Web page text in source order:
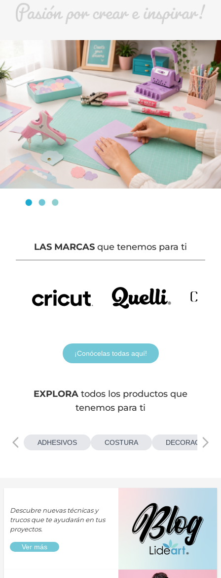
LAS MARCAS que tenemos para ti
¡Conócelas todas aquí!
EXPLORA todos los productos que
tenemos para ti
ADHESIVOS COSTURA
Descubre nuevas técnicas y
trucos que te ayudarán en tus
proyectos.
Ver más